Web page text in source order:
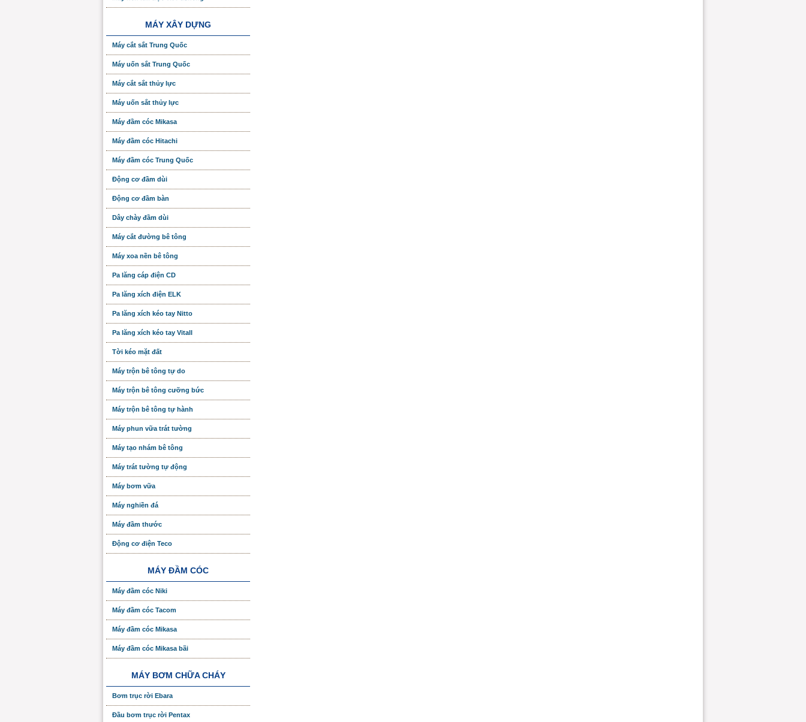
MÁY XÂY DỰNG
Máy cắt sắt Trung Quốc
Máy uốn sắt Trung Quốc
Máy cắt sắt thủy lực
Máy uốn sắt thủy lực
Máy đầm cóc Mikasa
Máy đầm cóc Hitachi
Máy đầm cóc Trung Quốc
Động cơ đầm dùi
Động cơ đầm bàn
Dây chày đầm dùi
Máy cắt đường bê tông
Máy xoa nền bê tông
Pa lăng cáp điện CD
Pa lăng xích điện ELK
Pa lăng xích kéo tay Nitto
Pa lăng xích kéo tay Vitall
Tời kéo mặt đất
Máy trộn bê tông tự do
Máy trộn bê tông cưỡng bức
Máy trộn bê tông tự hành
Máy phun vữa trát tường
Máy tạo nhám bê tông
Máy trát tường tự động
Máy bơm vữa
Máy nghiền đá
Máy đầm thước
Động cơ điện Teco
MÁY ĐẦM CÓC
Máy đầm cóc Niki
Máy đầm cóc Tacom
Máy đầm cóc Mikasa
Máy đầm cóc Mikasa bãi
MÁY BƠM CHỮA CHÁY
Bơm trục rời Ebara
Đầu bơm trục rời Pentax